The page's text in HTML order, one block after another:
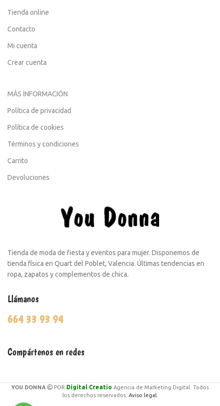
Tienda online
Contacto
Mi cuenta
Crear cuenta
MÁS INFORMACIÓN
Política de privacidad
Política de cookies
Términos y condiciones
Carrito
Devoluciones
Tienda de moda de fiesta y eventos para mujer. Disponemos de
tienda física en Quart del Poblet, Valencia. Últimas tendencias en
ropa, zapatos y complementos de chica.
Llámanos
664 33 93 94
Compártenos en redes
YOU DONNA POR Digital Creatio Agencia de Marketing Digital. Todos
los derechos reservados. Aviso legal.